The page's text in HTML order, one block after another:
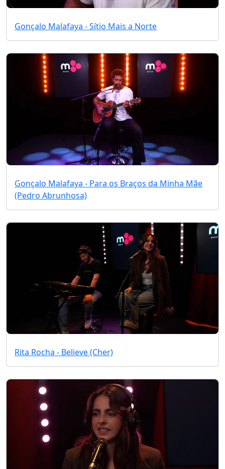
Gonçalo Malafaya - Sítio Mais a Norte
Gonçalo Malafaya - Para os Braços da Minha Mãe
(Pedro Abrunhosa)
Rita Rocha - Believe (Cher)